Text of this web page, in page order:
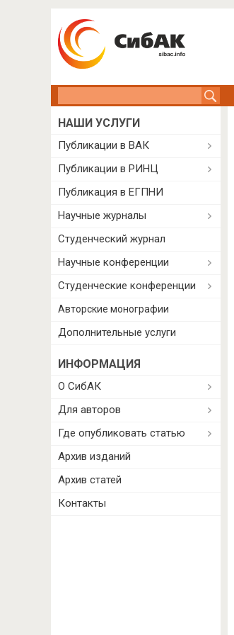
НАШИ УСЛУГИ
Публикации в ВАК
Публикации в РИНЦ
Публикация в ЕГПНИ
Научные журналы
Студенческий журнал
Научные конференции
Студенческие конференции
Авторские монографии
Дополнительные услуги
ИНФОРМАЦИЯ
О СибАК
Для авторов
Где опубликовать статью
Архив изданий
Архив статей
Контакты